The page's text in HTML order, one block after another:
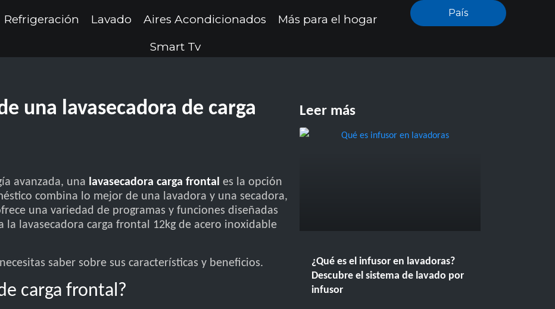
Refrigeración Lavado Aires Acondicionados
Más para el hogar
Smart Tv
País
una lavasecadora de carga
avanzada, una lavasecadora carga frontal es la opción
combina lo mejor de una lavadora y una secadora,
una variedad de programas y funciones diseñadas
lavasecadora carga frontal 12kg de acero inoxidable
saber sobre sus características y beneficios.
carga frontal?
Leer más
¿Qué es el infusor en lavadoras?
Descubre el sistema de lavado por
infusor